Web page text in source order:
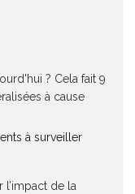
? Cela fait 9
à cause
à surveiller
de la